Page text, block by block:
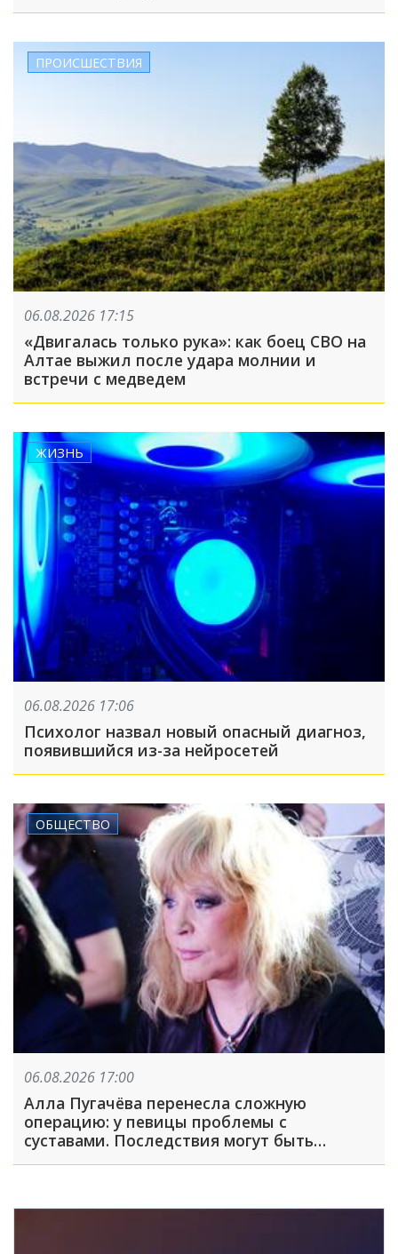
ПРОИСШЕСТВИЯ
06.08.2026 17:15
«Двигалась только рука»: как боец СВО на
Алтае выжил после удара молнии и
встречи с медведем
ЖИЗНЬ
06.08.2026 17:06
Психолог назвал новый опасный диагноз,
появившийся из-за нейросетей
ОБЩЕСТВО
06.08.2026 17:00
Алла Пугачёва перенесла сложную
операцию: у певицы проблемы с
суставами. Последствия могут быть
серьёзными